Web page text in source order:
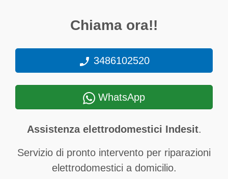
Chiama ora!!
3486102520
WhatsApp
Assistenza elettrodomestici Indesit.
Servizio di pronto intervento per riparazioni
elettrodomestici a domicilio.